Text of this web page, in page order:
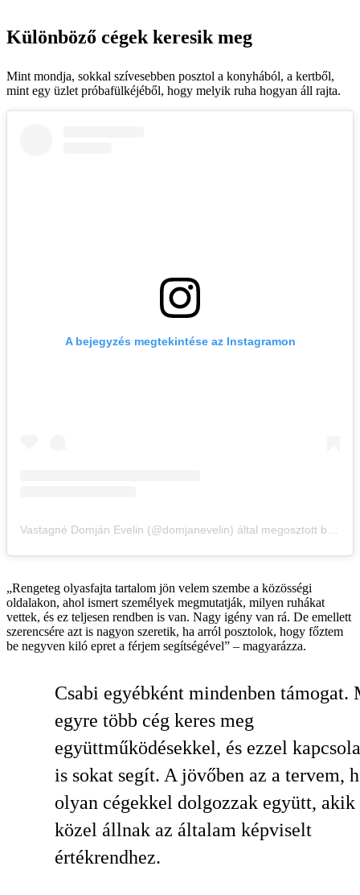
Különböző cégek keresik meg
Mint mondja, sokkal szívesebben posztol a konyhából, a kertből,
mint egy üzlet próbafülkéjéből, hogy melyik ruha hogyan áll rajta.
A bejegyzés megtekintése az Instagramon
Vastagné Domján Evelin (@domjanevelin) által megosztott bejegyzés
„Rengeteg olyasfajta tartalom jön velem szembe a közösségi
oldalakon, ahol ismert személyek megmutatják, milyen ruhákat
vettek, és ez teljesen rendben is van. Nagy igény van rá. De emellett
szerencsére azt is nagyon szeretik, ha arról posztolok, hogy főztem
be negyven kiló epret a férjem segítségével” – magyarázza.
Csabi egyébként mindenben támogat.
egyre több cég keres meg
együttműködésekkel, és ezzel
is sokat segít. A jövőben az a tervem,
olyan cégekkel dolgozzak együtt, akik
közel állnak az általam képviselt
értékrendhez.